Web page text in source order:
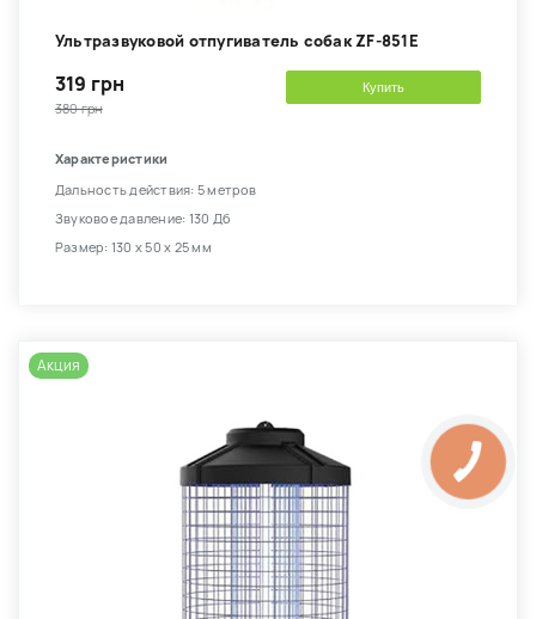
Ультразвуковой отпугиватель собак ZF-851E
319 грн
380 грн
Купить
Характеристики
Дальность действия: 5 метров
Звуковое давление: 130 Дб
Размер: 130 х 50 х 25 мм
Акция